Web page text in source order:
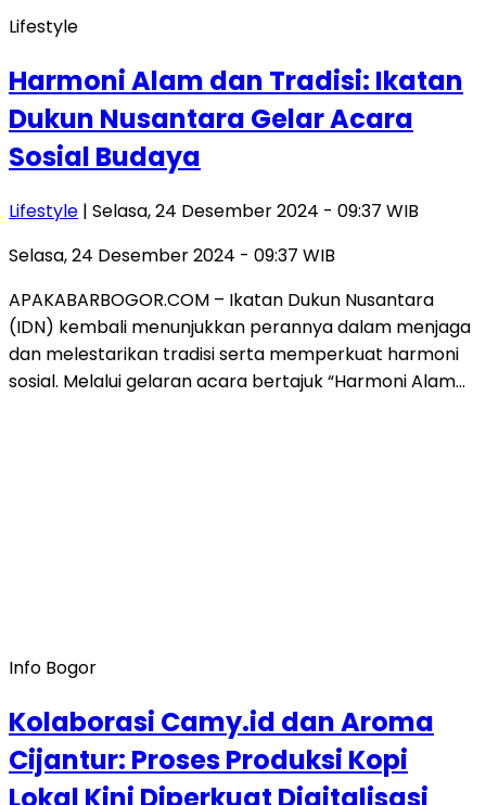
Lifestyle
Harmoni Alam dan Tradisi: Ikatan
Dukun Nusantara Gelar Acara
Sosial Budaya
Lifestyle | Selasa, 24 Desember 2024 - 09:37 WIB
Selasa, 24 Desember 2024 - 09:37 WIB
APAKABARBOGOR.COM – Ikatan Dukun Nusantara
(IDN) kembali menunjukkan perannya dalam menjaga
dan melestarikan tradisi serta memperkuat harmoni
sosial. Melalui gelaran acara bertajuk “Harmoni Alam…
Info Bogor
Kolaborasi Camy.id dan Aroma
Cijantur: Proses Produksi Kopi
Lokal Kini Diperkuat Digitalisasi